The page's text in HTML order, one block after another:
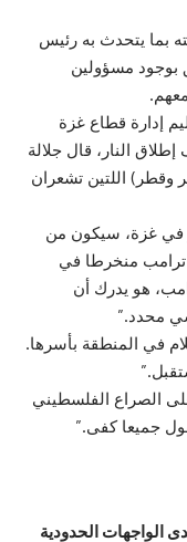
بما يتحدث به رئيس
بوجود مسؤولين
إدارة قطاع غزة
النار، قال جلالة
وقطر) اللتين تشعران
في غزة، سيكون من
ترامب منخرطا في
هو يدرك أن
محدد.”
في المنطقة بأسرها.
إلى أنه مضى 80 عاما على الصراع الفلسطيني
جميعا كفى.”
الحدودية